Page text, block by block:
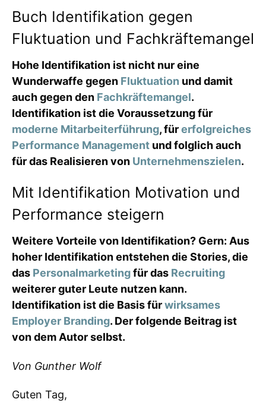
Buch Identifikation gegen
Fluktuation und Fachkräftemangel
Hohe Identifikation ist nicht nur eine
Wunderwaffe gegen Fluktuation und damit
auch gegen den Fachkräftemangel.
Identifikation ist die Voraussetzung für
moderne Mitarbeiterführung, fürerfolgreiches
Performance Management und folglich auch
für das Realisieren von Unternehmenszielen.
Mit Identifikation Motivation und
Performance steigern
Weitere Vorteile von Identifikation? Gern: Aus
hoher Identifikation entstehen die Stories, die
das Personalmarketingfür das Recruiting
weiterer guter Leute nutzen kann.
Identifikation ist die Basis fürwirksames
Employer Branding. Der folgende Beitrag ist
von dem Autor selbst.
Von Gunther Wolf
Guten Tag,